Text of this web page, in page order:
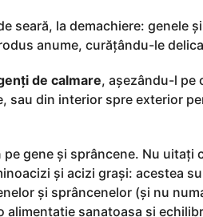
seară, la demachiere: genele și
anume, curățându-le
de calmare, așezându-l pe
sau din interior spre exterior
gene și sprâncene. Nu uitați
și acizi grași: acestea
și sprâncenelor (și nu
sanatoasa si